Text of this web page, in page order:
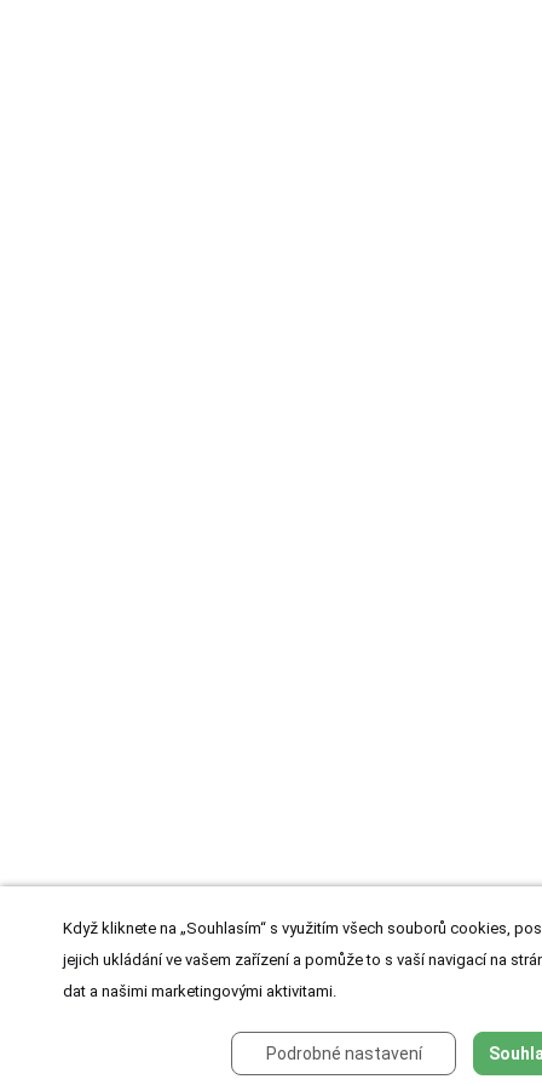
Když kliknete na „Souhlasím“ s využitím všech souborů cookies,
jejich ukládání ve vašem zařízení a pomůže to s vaší navigací na
dat a našimi marketingovými aktivitami.
Podrobné nastavení